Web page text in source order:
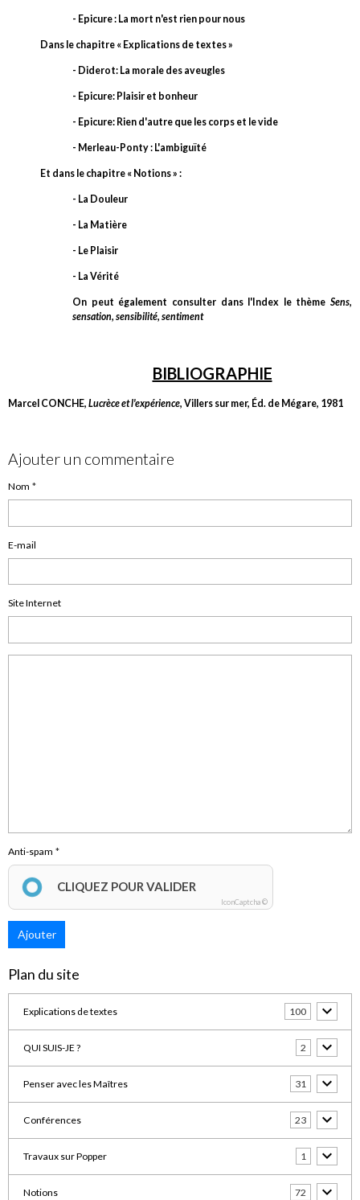
- Epicure : La mort n'est rien pour nous
Dans le chapitre « Explications de textes »
- Diderot: La morale des aveugles
- Epicure: Plaisir et bonheur
- Epicure: Rien d'autre que les corps et le vide
- Merleau-Ponty : L'ambiguïté
Et dans le chapitre « Notions » :
- La Douleur
- La Matière
- Le Plaisir
- La Vérité
On peut également consulter dans l'Index le thème Sens,
sensation, sensibilité, sentiment
BIBLIOGRAPHIE
Marcel CONCHE, Lucrèce et l'expérience, Villers sur mer, Éd. de Mégare, 1981
Ajouter un commentaire
Nom
E-mail
Site Internet
Anti-spam
CLIQUEZ POUR VALIDER
IconCaptcha ©
Ajouter
Plan du site
Explications de textes 100
QUI SUIS-JE ? 2
Penser avec les Maîtres 31
Conférences 23
Travaux sur Popper 1
Notions 72